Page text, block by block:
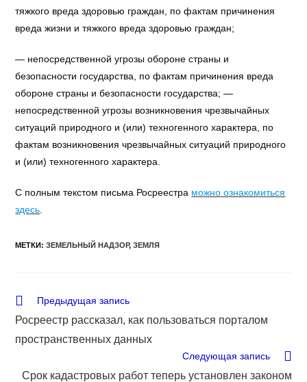
тяжкого вреда здоровью граждан, по фактам причинения
вреда жизни и тяжкого вреда здоровью граждан;
— непосредственной угрозы обороне страны и
безопасности государства, по фактам причинения вреда
обороне страны и безопасности государства; —
непосредственной угрозы возникновения чрезвычайных
ситуаций природного и (или) техногенного характера, по
фактам возникновения чрезвычайных ситуаций природного
и (или) техногенного характера.
С полным текстом письма Росреестра можно ознакомиться
здесь
МЕТКИ:ЗЕМЕЛЬНЫЙ НАДЗОР, ЗЕМЛЯ
Еще
Предыдущая запись
Росреестр рассказал, как пользоваться порталом
пространственных данных
Следующая запись
Срок кадастровых работ теперь установлен законом